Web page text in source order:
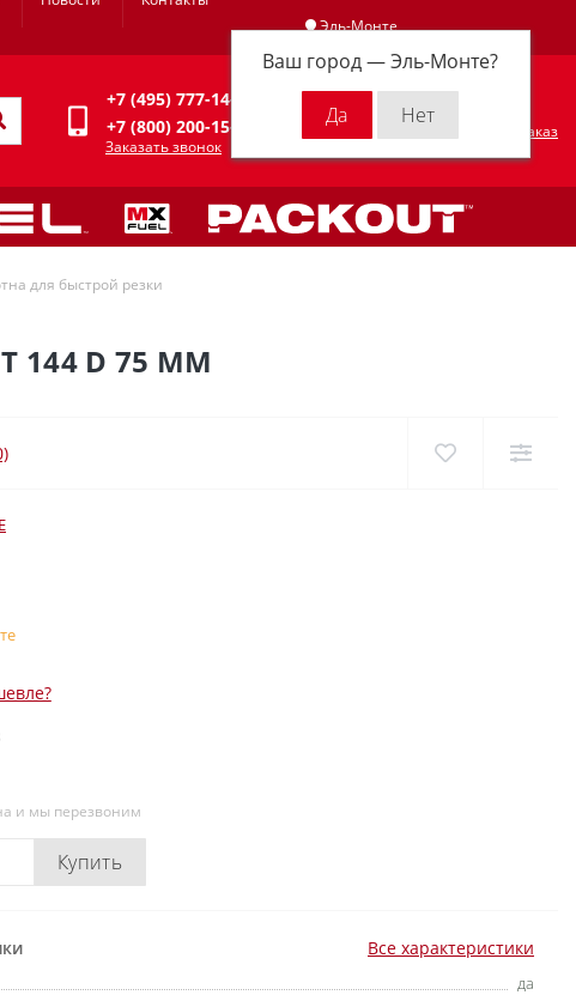
Эль-Монте
Ваш город —Эль-Монте?
Личный кабинет
+7 (495) 777-14-94
+7 (800) 200-15-94
Заказать звонок
Оформить заказ
для быстрой резки
144 D 75 ММ
и мы перезвоним
Купить
Все характеристики
да